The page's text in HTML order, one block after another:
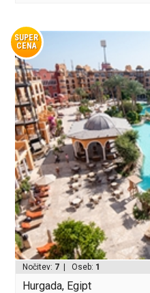
SUPER
CENA
Nočitev: 7 | Oseb: 1
Hurgada, Egipt